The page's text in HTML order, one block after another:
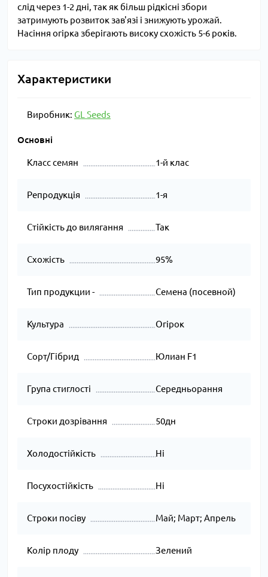
слід через 1-2 дні, так як більш рідкісні збори
затримують розвиток зав'язі і знижують урожай.
Насіння огірка зберігають високу схожість 5-6 років.
Характеристики
Виробник: GL Seeds
Основні
Класс семян 1-й клас
Репродукція 1-я
Стійкість до вилягання Так
Схожість 95%
Тип продукции - Семена (посевной)
Культура Огірок
Сорт/Гібрид Юлиан F1
Група стиглості Середньорання
Строки дозрівання 50дн
Холодостійкість Ні
Посухостійкість Ні
Строки посіву Май; Март; Апрель
Колір плоду Зелений